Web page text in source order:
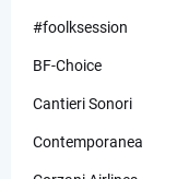
#foolksession
BF-Choice
Cantieri Sonori
Contemporanea